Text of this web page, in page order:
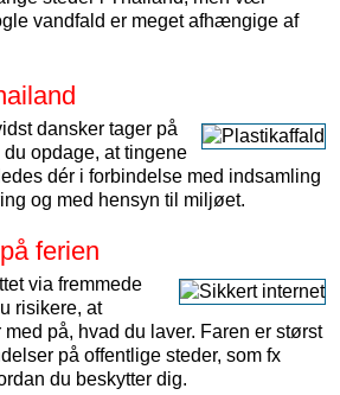
vandfald er meget afhængige af
dansker tager på
opdage, at tingene
dér i forbindelse med indsamling
og med hensyn til miljøet.
ferien
via fremmede
risikere, at
på, hvad du laver. Faren er størst
på offentlige steder, som fx
du beskytter dig.